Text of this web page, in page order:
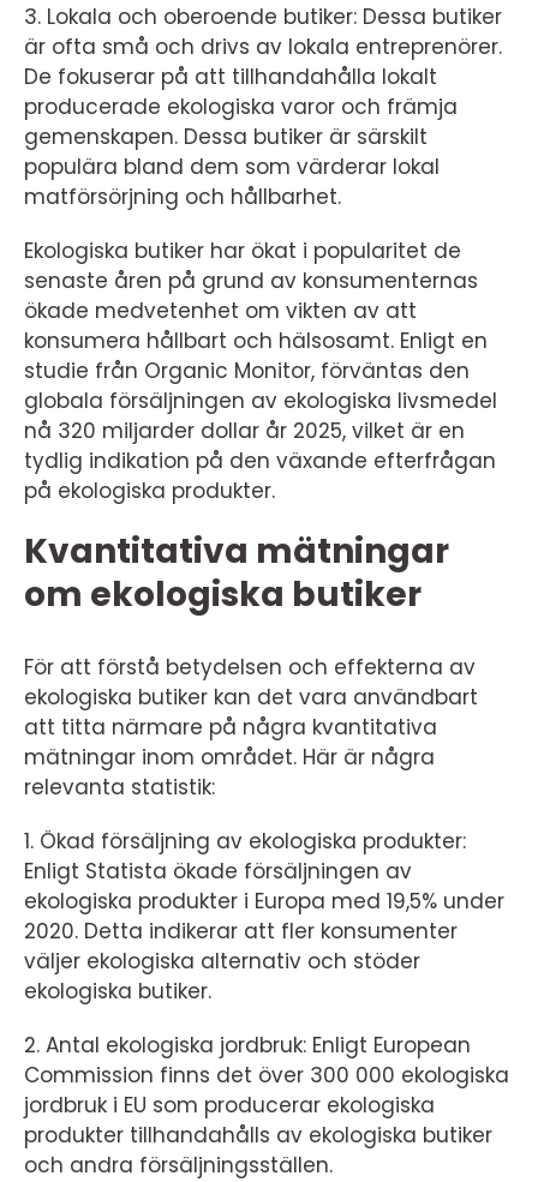
3. Lokala och oberoende butiker: Dessa butiker
är ofta små och drivs av lokala entreprenörer.
De fokuserar på att tillhandahålla lokalt
producerade ekologiska varor och främja
gemenskapen. Dessa butiker är särskilt
populära bland dem som värderar lokal
matförsörjning och hållbarhet.
Ekologiska butiker har ökat i popularitet de
senaste åren på grund av konsumenternas
ökade medvetenhet om vikten av att
konsumera hållbart och hälsosamt. Enligt en
studie från Organic Monitor, förväntas den
globala försäljningen av ekologiska livsmedel
nå 320 miljarder dollar år 2025, vilket är en
tydlig indikation på den växande efterfrågan
på ekologiska produkter.
Kvantitativa mätningar
om ekologiska butiker
För att förstå betydelsen och effekterna av
ekologiska butiker kan det vara användbart
att titta närmare på några kvantitativa
mätningar inom området. Här är några
relevanta statistik:
1. Ökad försäljning av ekologiska produkter:
Enligt Statista ökade försäljningen av
ekologiska produkter i Europa med 19,5% under
2020. Detta indikerar att fler konsumenter
väljer ekologiska alternativ och stöder
ekologiska butiker.
2. Antal ekologiska jordbruk: Enligt European
Commission finns det över 300 000 ekologiska
jordbruk i EU som producerar ekologiska
produkter tillhandahålls av ekologiska butiker
och andra försäljningsställen.